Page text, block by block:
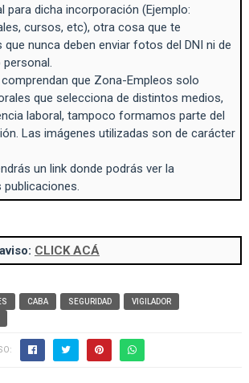
para dicha incorporación (Ejemplo:
cursos, etc), otra cosa que te
nunca deben enviar fotos del DNI ni de
que Zona-Empleos solo
que selecciona de distintos medios,
laboral, tampoco formamos parte del
Las imágenes utilizadas son de carácter
un link donde podrás ver la
publicaciones.
CLICK ACÁ
CABA SEGURIDAD
VIGILADOR